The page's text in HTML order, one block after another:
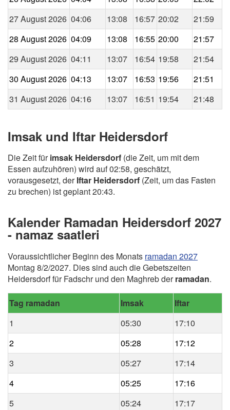
27 August 2026 04:06 13:08 16:57 20:02
21:59
28 August 2026 04:09 13:08 16:55 20:00
21:57
29 August 2026 04:11 13:07 16:54 19:58
21:54
30 August 2026 04:13 13:07 16:53 19:56
21:51
31 August 2026 04:16 13:07 16:51 19:54 21:48
Imsak und Iftar Heidersdorf
Die Zeit fürimsak Heidersdorf (die Zeit, um mit dem
Essen aufzuhören) wird auf 02:58, geschätzt,
vorausgesetzt, derIftar Heidersdorf (Zeit, um das Fasten
zu brechen) ist geplant 20:43.
Kalender Ramadan Heidersdorf 2027
- namaz saatleri
Voraussichtlicher Beginn des Monats ramadan 2027
Montag 8/2/2027. Dies sind auch die Gebetszeiten
Heidersdorf für Fadschr und den Maghreb derramadan.
Tag ramadan Imsak
Iftar
1
05:30
17:10
2
05:28
17:12
3
05:27
17:14
4
05:25
17:16
5
05:24
17:17